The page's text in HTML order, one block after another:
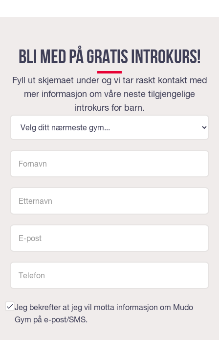
Bli med på GRATIS introkurs!
Fyll ut skjemaet under og vi tar raskt kontakt med
mer informasjon om våre neste tilgjengelige
introkurs for barn.
Jeg bekrefter at jeg vil motta informasjon om Mudo
Gym på e-post/SMS.